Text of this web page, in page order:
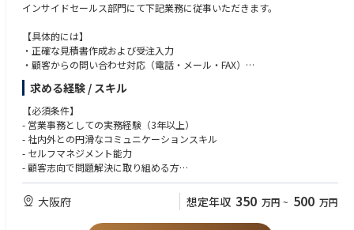
インサイドセールス部門にて下記業務に従事いただきます。
【具体的には】
・正確な見積書作成および受注入力
・顧客からの問い合わせ対応（電話・メール・FAX）
・納期のフォローアップおよび調整・交渉
・SCM（サプライチェーンマネジメント）部門との連携
・顧客からの重要事項を営業担当者へ正確かつ迅速に伝達
・営業担当者へのデータ・レポートの提供
・顧客への簡単な製品説明
・顧客満足度向上および業務効率化のための改善活動
・会社からの通知事項を顧客へ適宜発信
求める経験 / スキル
【必須条件】
- 営業事務としての実務経験（3年以上）
- 社内外との円滑なコミュニケーションスキル
- セルフマネジメント能力
- 顧客志向で問題解決に取り組める方
- PCスキル（Word、Excel、PowerPoint）
- ビジネスレベルの日本語でのコミュニケーション経験（メール・電話
等）
大阪府 想定年収 350 万円 ~ 500 万円